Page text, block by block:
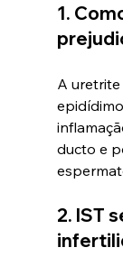
1.
A
ducto e
2. IST